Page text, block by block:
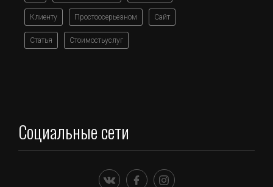
Клиенту Простоосерьезном Сайт
Статья Стоимостьуслуг
Социальные сети